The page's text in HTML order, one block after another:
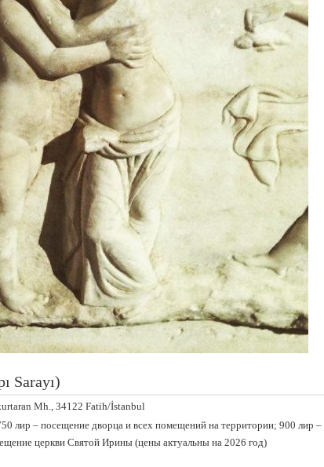
Sarayı)
Mh., 34122 Fatih/İstanbul
лир – посещение дворца и всех помещений на территории; 900 лир –
церкви Святой Ирины (цены актуальны на 2026 год)